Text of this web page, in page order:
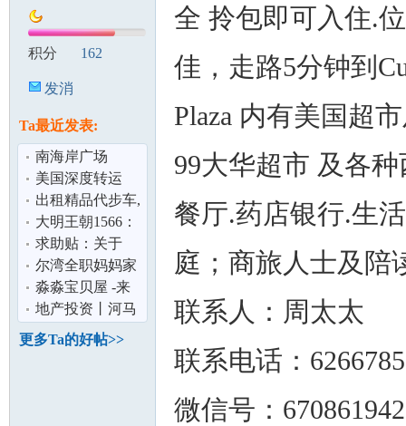
积分 162
发消
Ta最近发表:
南海岸广场
（South Coast
Plaza) Condo 出
美国深度转运
（www.depthexpr
ess.com）
出租精品代步车,
各种车型400起
大明王朝1566：
嘉靖与海瑞第01
集 720PHD 豆
求助贴：关于
brea地区的幼儿
园
尔湾全职妈妈家
庭收寄宿学生
淼淼宝贝屋 -来
美孕妇待产
地产投资丨河马
看房尔湾新盘
更多Ta的好帖>>
全 拎包即可入住.
佳，走路5分钟到
Plaza 内有美国超
99大华超市 及各
餐厅.药店银行.生
庭；商旅人士及陪
联系人：周太太
联系电话：
微信号：670861942